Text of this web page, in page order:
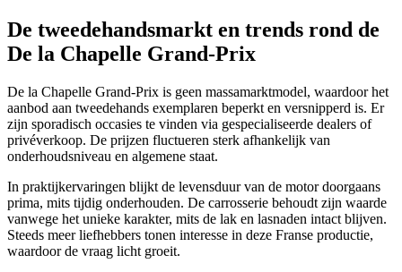
De tweedehandsmarkt en trends rond de
De la Chapelle Grand-Prix
De la Chapelle Grand-Prix is geen massamarktmodel, waardoor het
aanbod aan tweedehands exemplaren beperkt en versnipperd is. Er
zijn sporadisch occasies te vinden via gespecialiseerde dealers of
privéverkoop. De prijzen fluctueren sterk afhankelijk van
onderhoudsniveau en algemene staat.
In praktijkervaringen blijkt de levensduur van de motor doorgaans
prima, mits tijdig onderhouden. De carrosserie behoudt zijn waarde
vanwege het unieke karakter, mits de lak en lasnaden intact blijven.
Steeds meer liefhebbers tonen interesse in deze Franse productie,
waardoor de vraag licht groeit.